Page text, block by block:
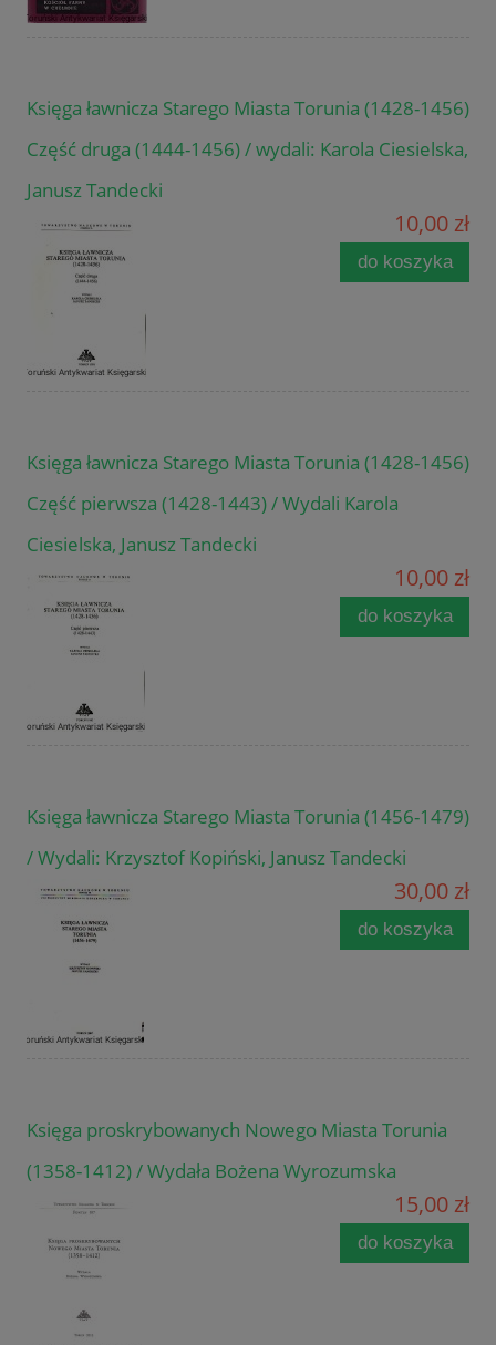
Księga ławnicza Starego Miasta Torunia (1428-1456)
Część druga (1444-1456) / wydali: Karola Ciesielska,
Janusz Tandecki
10,00 zł
do koszyka
Księga ławnicza Starego Miasta Torunia (1428-1456)
Część pierwsza (1428-1443) / Wydali Karola
Ciesielska, Janusz Tandecki
10,00 zł
do koszyka
Księga ławnicza Starego Miasta Torunia (1456-1479)
/ Wydali: Krzysztof Kopiński, Janusz Tandecki
30,00 zł
do koszyka
Księga proskrybowanych Nowego Miasta Torunia
(1358-1412) / Wydała Bożena Wyrozumska
15,00 zł
do koszyka